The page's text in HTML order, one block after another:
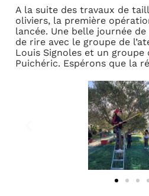
A la suite des travaux de
oliviers, la première
lancée. Une belle journée
de rire avec le groupe de
Louis Signoles et un groupe
Puichéric. Espérons que la